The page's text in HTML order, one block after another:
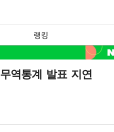
랭킹
역통계 발표 지연